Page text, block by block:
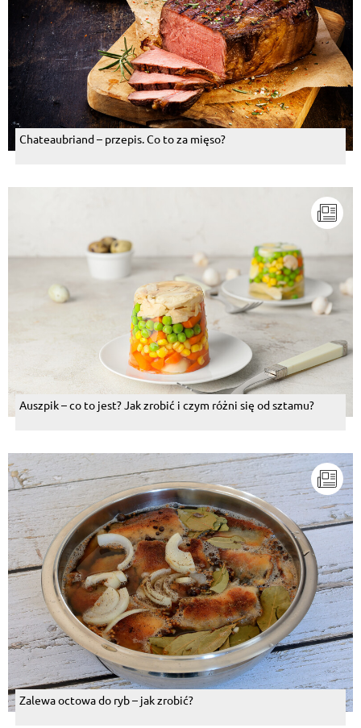
Chateaubriand – przepis. Co to za mięso?
Auszpik – co to jest? Jak zrobić i czym różni się od sztamu?
Zalewa octowa do ryb – jak zrobić?